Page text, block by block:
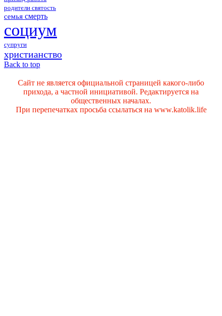
родители святость
семья смерть
социум
супруги
христианство
Back to top
Сайт не является официальной страницей какого-либо
прихода, а частной инициативой. Редактируется на
общественных началах.
При перепечатках просьба ссылаться на www.katolik.life